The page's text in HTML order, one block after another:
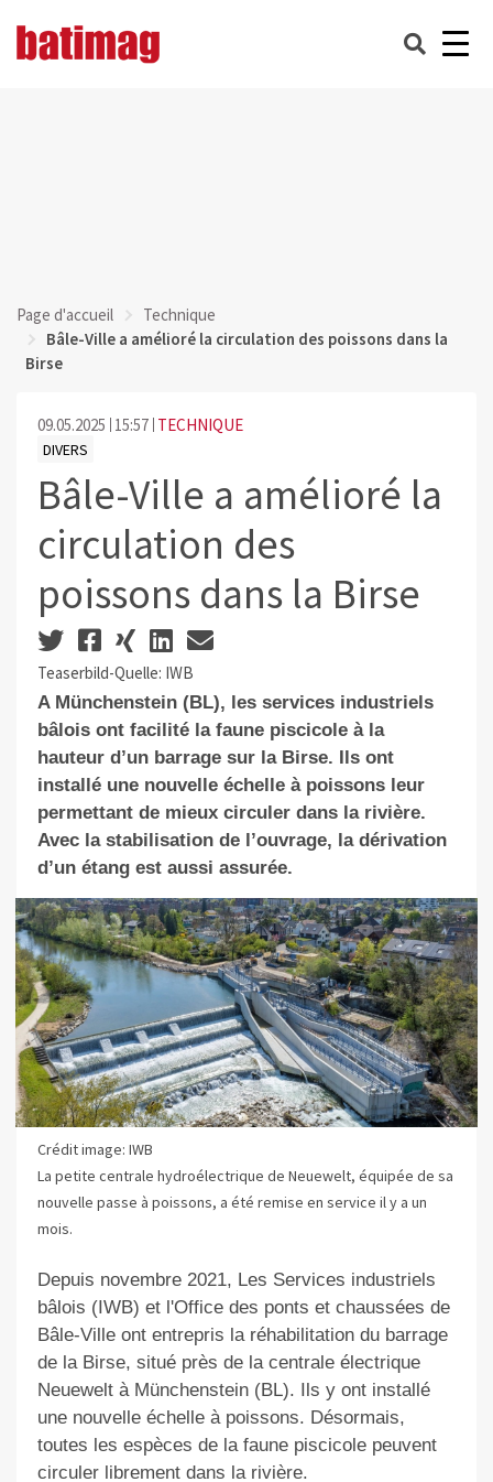
Page d'accueil
Technique
Bâle-Ville a amélioré la circulation des poissons dans la
Birse
09.05.2025 15:57 TECHNIQUE
DIVERS
Bâle-Ville a amélioré la
circulation des
poissons dans la Birse
Teaserbild-Quelle: IWB
A Münchenstein (BL), les services industriels
bâlois ont facilité la faune piscicole à la
hauteur d’un barrage sur la Birse. Ils ont
installé une nouvelle échelle à poissons leur
permettant de mieux circuler dans la rivière.
Avec la stabilisation de l’ouvrage, la dérivation
d’un étang est aussi assurée.
Crédit image: IWB
La petite centrale hydroélectrique de Neuewelt, équipée de sa
nouvelle passe à poissons, a été remise en service il y a un
mois.
Depuis novembre 2021, Les Services industriels
bâlois (IWB) et l'Office des ponts et chaussées de
Bâle-Ville ont entrepris la réhabilitation du barrage
de la Birse, situé près de la centrale électrique
Neuewelt à Münchenstein (BL). Ils y ont installé
une nouvelle échelle à poissons. Désormais,
toutes les espèces de la faune piscicole peuvent
circuler librement dans la rivière.